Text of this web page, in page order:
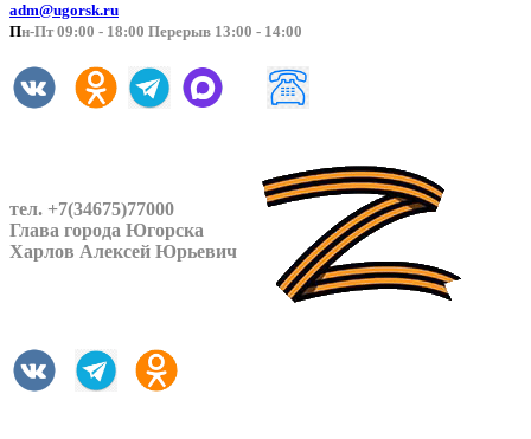
adm@ugorsk.ru
Пн-Пт 09:00 - 18:00 Перерыв 13:00 - 14:00
тел. +7(34675)77000
Глава города Югорска
Харлов Алексей Юрьевич